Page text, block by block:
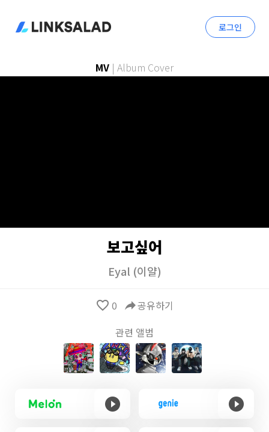
로그인
MV | Album Cover
보고싶어
Eyal (이얄)
favorite_border 0 reply공유하기
관련 앨범